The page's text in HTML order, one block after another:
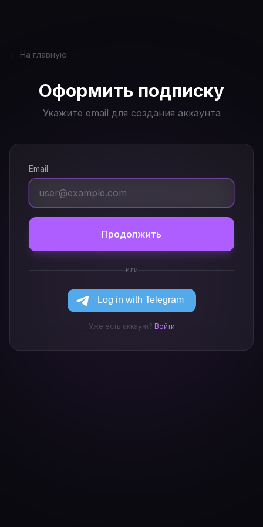
← На главную
Оформить подписку
Укажите email для создания аккаунта
Email
Продолжить
или
Уже есть аккаунт? Войти